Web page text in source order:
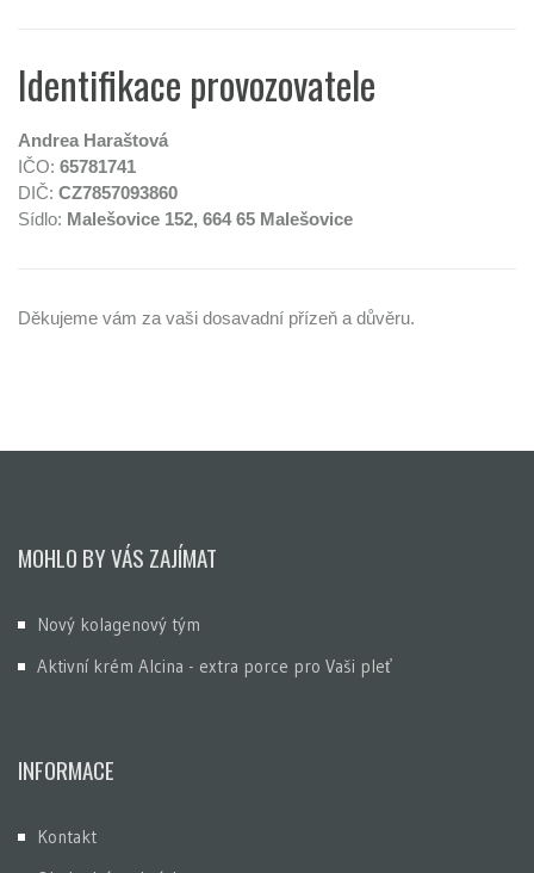
Identifikace provozovatele
Andrea Haraštová
IČO: 65781741
DIČ: CZ7857093860
Sídlo: Malešovice 152, 664 65 Malešovice
Děkujeme vám za vaši dosavadní přízeň a důvěru.
MOHLO BY VÁS ZAJÍMAT
Nový kolagenový tým
Aktivní krém Alcina - extra porce pro Vaši pleť
INFORMACE
Kontakt